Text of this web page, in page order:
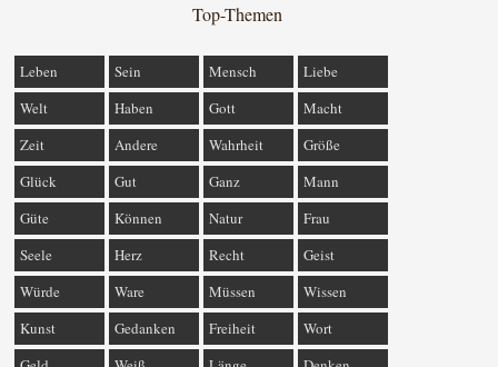
Top-Themen
Leben Sein Mensch
Liebe
Welt
Haben Gott
Macht
Zeit
Andere Wahrheit
Größe
Glück
Gut Ganz
Mann
Güte
Können Natur
Frau
Seele
Herz Recht
Geist
Würde
Ware Müssen
Wissen
Kunst
Gedanken Freiheit
Wort